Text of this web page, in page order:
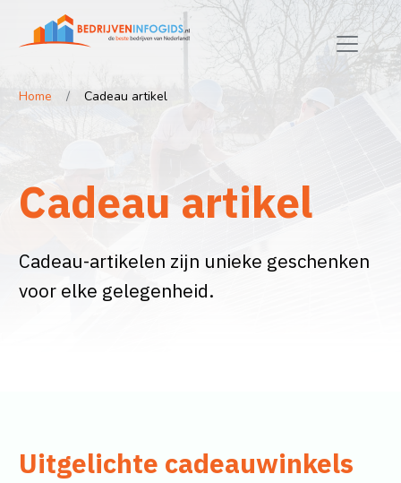
Home Cadeau artikel
Cadeau artikel
Cadeau-artikelen zijn unieke geschenken
voor elke gelegenheid.
Uitgelichte cadeauwinkels